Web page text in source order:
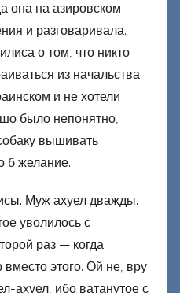
она на азировском
и разговаривала.
о том, что никто
из начальства
и не хотели
было непонятно,
вышивать
б желание.
Муж ахуел дважды.
уволилось с
раз — когда
этого. Ой не, вру
ахуел, ибо ватанутое с